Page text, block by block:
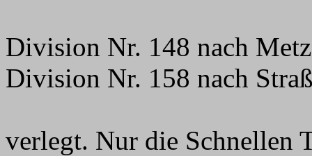
Division Nr. 148 nach
Division Nr. 158 nach
verlegt. Nur die Schnellen